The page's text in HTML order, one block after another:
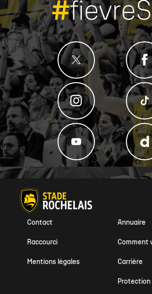
#
Annuaire
Contact
Comment
Raccourci
Carrière
Mentions légales
Protection